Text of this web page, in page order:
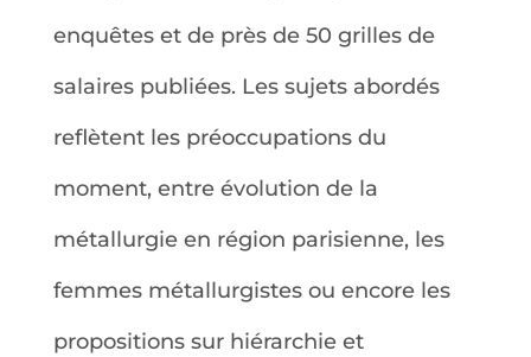
enquêtes et de près de 50 grilles de
salaires publiées. Les sujets abordés
reflètent les préoccupations du
moment, entre évolution de la
métallurgie en région parisienne, les
femmes métallurgistes ou encore les
propositions sur hiérarchie et